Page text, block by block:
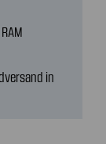
in